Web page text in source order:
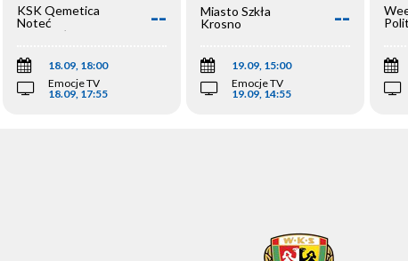
KSK Qemetica
Noteć
Inowrocław
--
18.09, 18:00
Emocje TV
18.09, 17:55
Miasto Szkła
Krosno
--
19.09, 15:00
Emocje TV
19.09, 14:55